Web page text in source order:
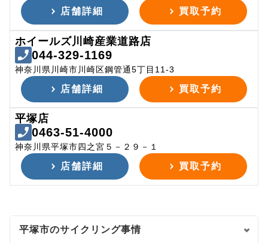
店舗詳細 買取予約
ホイールズ川崎産業道路店
044-329-1169
神奈川県川崎市川崎区鋼管通5丁目11-3
店舗詳細 買取予約
平塚店
0463-51-4000
神奈川県平塚市四之宮５－２９－１
店舗詳細 買取予約
平塚市のサイクリング事情